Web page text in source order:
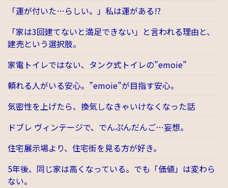
「運が付いた…らしい。」私は運がある!?
「家は3回建てないと満足できない」と言われる理由と、
建売という選択肢。
家電トイレではない、タンク式トイレの”emoie”
頼れる人がいる安心。”emoie”が目指す安心。
気密性を上げたら、換気しなきゃいけなくなった話
ドブレ ヴィンテージで、でんぷんだんご…妄想。
住宅展示場より、住宅街を見る方が好き。
5年後、同じ家は高くなっている。でも「価値」は変わら
ない。